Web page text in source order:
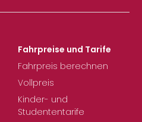
Fahrpreise und Tarife
Fahrpreis berechnen
Vollpreis
Kinder- und
Studententarife